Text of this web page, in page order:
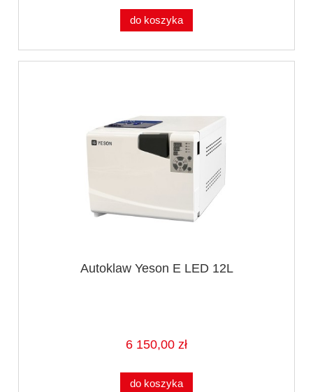
do koszyka
Autoklaw Yeson E LED 12L
6 150,00 zł
do koszyka